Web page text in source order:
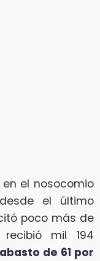
en el nosocomio
el último
poco más de
mil 194
de 61 por